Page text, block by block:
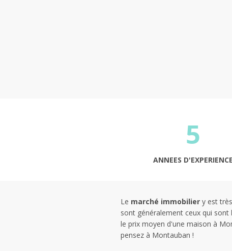
5
ANNEES D'EXPERIENCE
Le marché immobilier y est
sont généralement ceux qui sont
le prix moyen d'une maison à
pensez à Montauban !